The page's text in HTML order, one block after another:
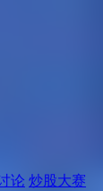
论 炒股大赛